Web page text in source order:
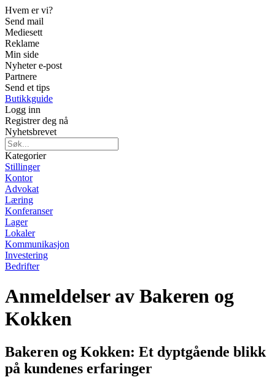
Hvem er vi?
Send mail
Mediesett
Reklame
Min side
Nyheter e-post
Partnere
Send et tips
Butikkguide
Logg inn
Registrer deg nå
Nyhetsbrevet
Kategorier
Stillinger
Kontor
Advokat
Læring
Konferanser
Lager
Lokaler
Kommunikasjon
Investering
Bedrifter
Anmeldelser av Bakeren og
Kokken
Bakeren og Kokken: Et dyptgående blikk
på kundenes erfaringer